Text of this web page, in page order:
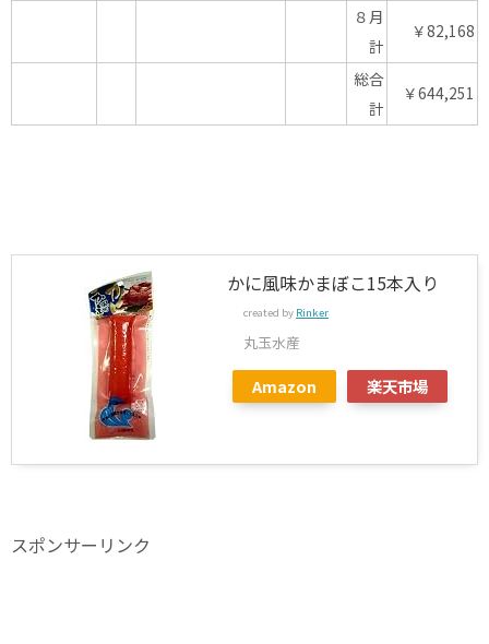
８月
計
￥82,168
総合
計
￥644,251
かに風味かまぼこ15本入り
created by Rinker
丸玉水産
Amazon 楽天市場
スポンサーリンク